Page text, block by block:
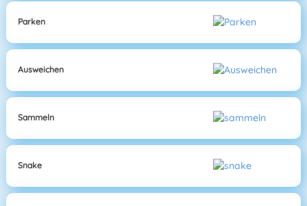
Parken
Ausweichen
Sammeln
Snake